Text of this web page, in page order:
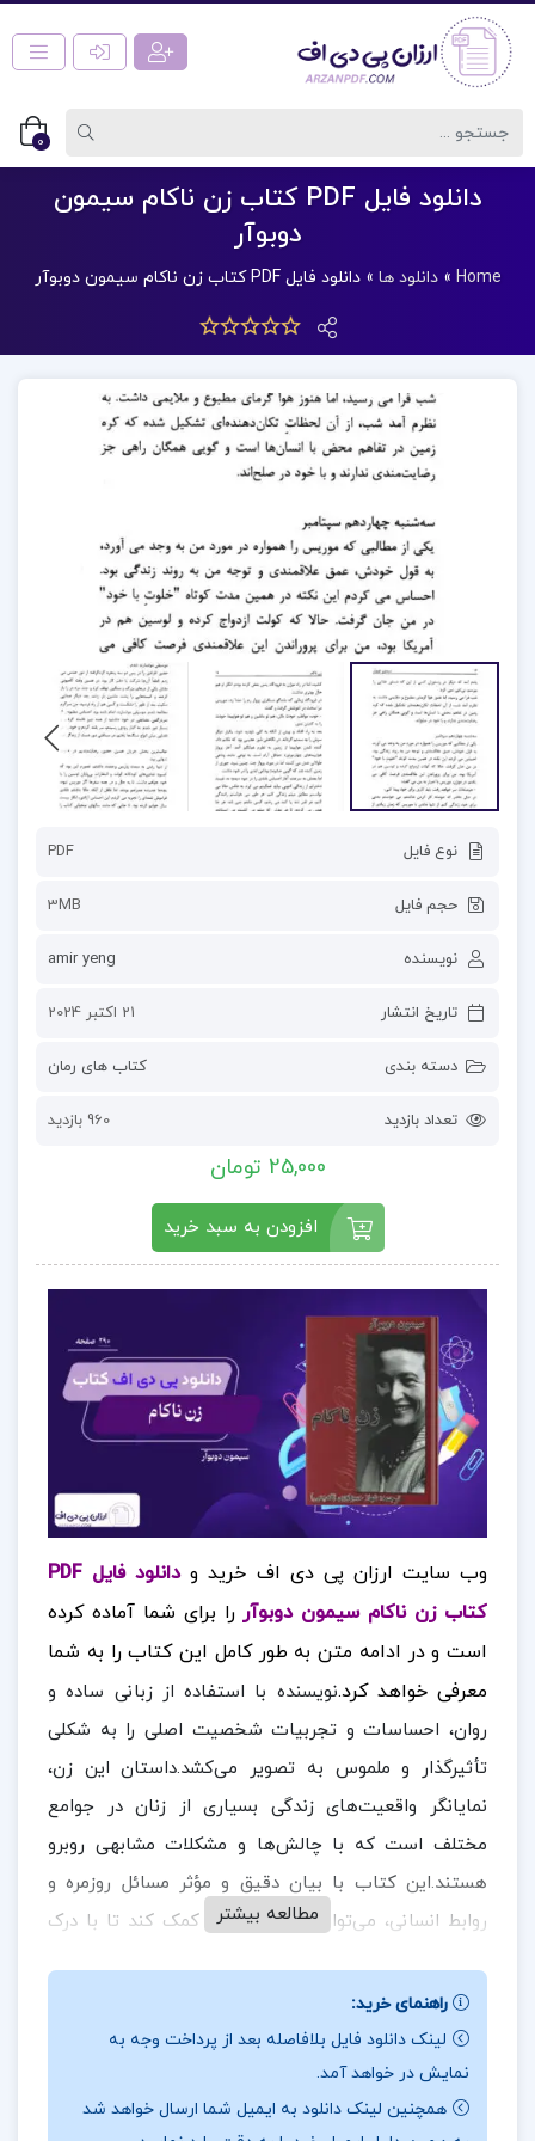
0
دانلود فایل PDF کتاب زن ناکام سیمون
دوبوآر
Home
»دانلود ها »دانلود فایل PDF کتاب زن ناکام سیمون دوبوآر
نوع فایل PDF
حجم فایل 3MB
نویسنده amir yeng
تاریخ انتشار 21 اکتبر 2024
دسته بندی کتاب های رمان
تعداد بازدید 960 بازدید
25,000 تومان
افزودن به سبد خرید
وب سایت ارزان پی دی اف خرید و
دانلود فایل PDF
کتاب زن ناکام سیمون دوبوآررا برای شما آماده کرده
است و در ادامه متن به طور کامل این کتاب را به شما
معرفی خواهد کرد.نویسنده با استفاده از زبانی ساده و
روان، احساسات و تجربیات شخصیت اصلی را به شکلی
تأثیرگذار و ملموس به تصویر می‌کشد.داستان این زن،
نمایانگر واقعیت‌های زندگی بسیاری از زنان در جوامع
مختلف است که با چالش‌ها و مشکلات مشابهی روبرو
هستند.این کتاب با بیان دقیق و مؤثر مسائل روزمره و
روابط انسانی، می‌تواند به خوانندگان کمک کند تا با درک
خیانت، به تحلیل و تفسیر مسائل مشابه در زندگی خود
بپردازند.همچنین، این اثر می‌تواند به عنوان منبعی
الهام‌بخش برای افرادی که با مشکلات مشابهی مواجه
هستند، مورد استفاده قرار گیرد و به آن‌ها نشان دهد که
مطالعه بیشتر
راهنمای خرید:
لینک دانلود فایل بلافاصله بعد از پرداخت وجه به
نمایش در خواهد آمد.
همچنین لینک دانلود به ایمیل شما ارسال خواهد شد